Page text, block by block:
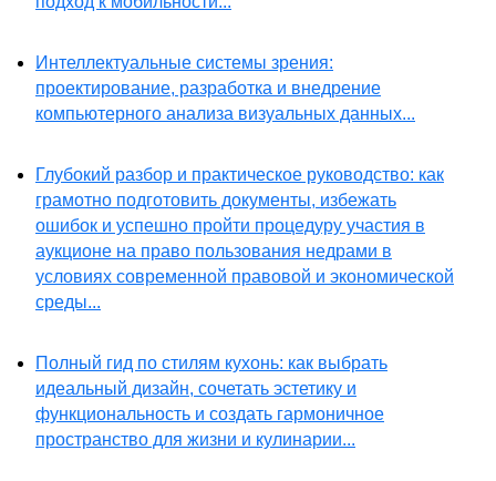
Интеллектуальные системы зрения:
проектирование, разработка и внедрение
компьютерного анализа визуальных данных...
Глубокий разбор и практическое руководство: как
грамотно подготовить документы, избежать
ошибок и успешно пройти процедуру участия в
аукционе на право пользования недрами в
условиях современной правовой и экономической
среды...
Полный гид по стилям кухонь: как выбрать
идеальный дизайн, сочетать эстетику и
функциональность и создать гармоничное
пространство для жизни и кулинарии...